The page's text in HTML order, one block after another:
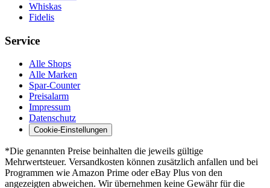
Whiskas
Fidelis
Service
Alle Shops
Alle Marken
Spar-Counter
Preisalarm
Impressum
Datenschutz
Cookie-Einstellungen
*Die genannten Preise beinhalten die jeweils gültige
Mehrwertsteuer. Versandkosten können zusätzlich anfallen und bei
Programmen wie Amazon Prime oder eBay Plus von den
angezeigten abweichen. Wir übernehmen keine Gewähr für die